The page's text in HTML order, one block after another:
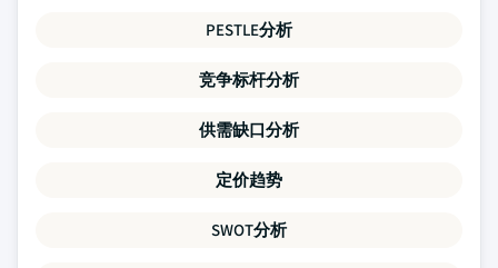
PESTLE分析
竞争标杆分析
供需缺口分析
定价趋势
SWOT分析